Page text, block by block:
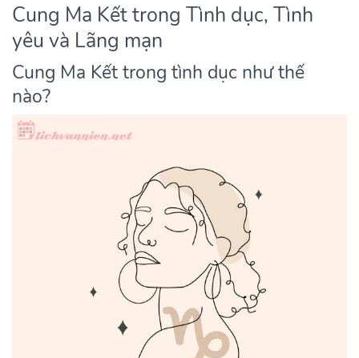
Cung Ma Kết trong Tình dục, Tình
yêu và Lãng mạn
Cung Ma Kết trong tình dục như thế
nào?